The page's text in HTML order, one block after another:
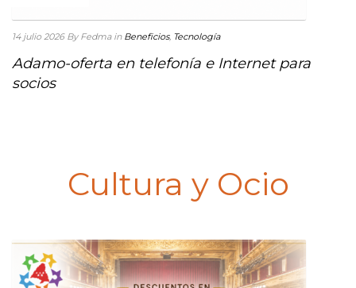
14 julio 2026 By Fedma in Beneficios, Tecnología
Adamo-oferta en telefonía e Internet para
socios
Cultura y Ocio